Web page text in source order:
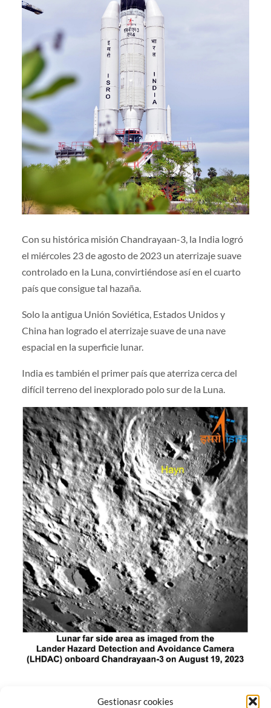
Gestionasr cookies
Con su histórica misión Chandrayaan-3, la India logró
el miércoles 23 de agosto de 2023 un aterrizaje suave
controlado en la Luna, convirtiéndose así en el cuarto
país que consigue tal hazaña.
Solo la antigua Unión Soviética, Estados Unidos y
China han logrado el aterrizaje suave de una nave
espacial en la superficie lunar.
India es también el primer país que aterriza cerca del
difícil terreno del inexplorado polo sur de la Luna.